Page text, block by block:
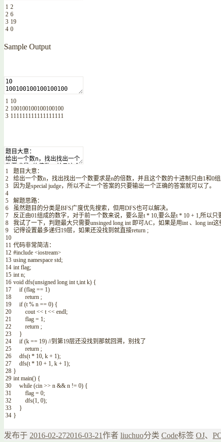
1
2
3
4
2
6
19
0
Sample Output
1
2
3
10
100100100100100100
111111111111111111
1
2
3
4
5
6
7
8
9
10
11
12
13
14
15
16
17
18
19
20
21
22
23
24
25
26
27
28
29
30
31
32
33
34
题目大意：
给出一个数n，找出找出一个数要求是n的倍数，并且这个数的十进制只由1和0组
因为是special judge，所以不止一个答案的只要输出一个正确的答案就可以了。
解题思路：
虽然题目的分类是BFS广度优先搜索，但用DFS也可以解决。
反正由01组成的数字，对于前一个数来说，要么是t * 10,要么是t * 10 + 1,所以只
我试了一下，判题最大只需要unsinged long int 即可 AC，如果是用int 、 long int这
记得设置最多递归 19层，如果还没找到就直接return ;
代码非常简洁：
#include <iostream>
using namespace std;
int flag;
int n;
void dfs(unsigned long int t,int k) {
if (flag == 1)
return ;
if (t % n == 0) {
cout << t << endl;
flag = 1;
return ;
}
if (k == 19) //到第19层还没找到那就回溯，别找了
return ;
dfs(t * 10, k + 1);
dfs(t * 10 + 1, k + 1);
}
int main() {
while (cin >> n && n != 0) {
flag = 0;
dfs(1, 0);
}
}
发布于 2016-02-272016-03-21作者 liuchuo分类 Code标签 OJ、